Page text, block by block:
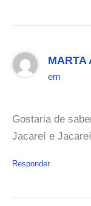
em
Gostaria de
Jacareí e
Responder